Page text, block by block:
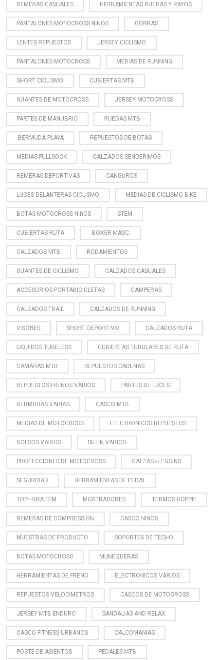
REMERAS CASUALES HERRAMIENTAS RUEDAS Y RAYOS
PANTALONES MOTOCROSS NINOS GORRAS
LENTES REPUESTOS JERSEY CICLISMO
PANTALONES MOTOCROSS MEDIAS DE RUNNING
SHORT CICLISMO CUBIERTAS MTB
GUANTES DE MOTOCROSS JERSEY MOTOCROSS
PARTES DE MANUBRIO RUEDAS MTB
-BERMUDA PLAYA REPUESTOS DE BOTAS
MEDIAS FULLSOCK CALZADOS SENDERIMOS
REMERAS DEPORTIVAS CANGUROS
LUCES DELANTERAS CICLISMO MEDIAS DE CICLISMO BIKE
BOTAS MOTOCROSS NIñOS STEM
CUBIERTAS RUTA -BOXER MASC.
CALZADOS MTB RODAMIENTOS
GUANTES DE CICLISMO CALZADOS CASUALES
ACCESORIOS PORTABICICLETAS CAMPERAS
CALZADOS TRAIL CALZADOS DE RUNNING
VISORES SHORT DEPORTIVO CALZADOS RUTA
LIQUIDOS TUBELESS CUBIERTAS TUBULARES DE RUTA
CAMARAS MTB REPUESTOS CADENAS
REPUESTOS FRENOS VARIOS PARTES DE LUCES
BERMUDAS VARIAS CASCO MTB
MEDIAS DE MOTOCROSS ELECTRONICOS REPUESTOS
BOLSOS VARIOS SILLIN VARIOS
PROTECCIONES DE MOTOCROSS CALZAS - LEGGINS
SEGURIDAD HERRAMIENTAS DE PEDAL
TOP - BRA FEM MOSTRADORES TERMOS HOPPIE
REMERAS DE COMPRESSION CASCO NINOS
MUESTRAS DE PRODUCTO SOPORTES DE TECHO
BOTAS MOTOCROSS MUNEQUERAS
HERRAMIENTAS DE FRENO ELECTRONICOS VARIOS
REPUESTOS VELOCIMETROS CASCOS DE MOTOCROSS
JERSEY MTB ENDURO SANDALIAS AND RELAX
CASCO FITNESS URBANOS CALCOMANIAS
POSTE DE ASIENTOS PEDALES MTB